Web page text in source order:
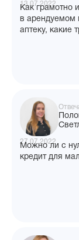
13.07.2022
Как грамотно
в арендуемом
аптеку, какие
27.07.2022
Можно ли с
кредит для